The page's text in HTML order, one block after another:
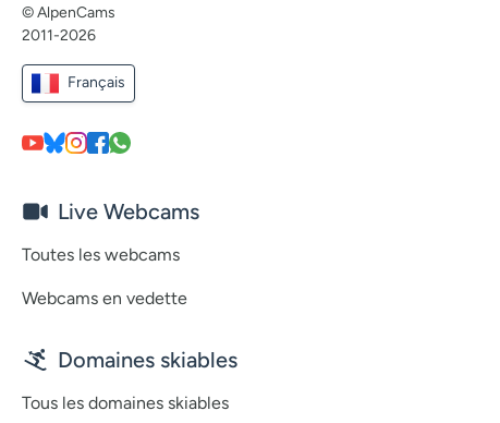
© AlpenCams
2011-2026
Français
Live Webcams
Toutes les webcams
Webcams en vedette
Domaines skiables
Tous les domaines skiables